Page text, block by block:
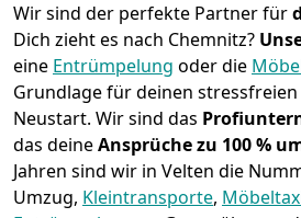
Wir sind der perfekte Partner für
Dich zieht es nach Chemnitz?
eine Entrümpelung oder die
Grundlage für deinen
Neustart. Wir sind das
das deineAnsprüche zu 100 %
Jahren sind wir in Velten die
Umzug, Kleintransporte,